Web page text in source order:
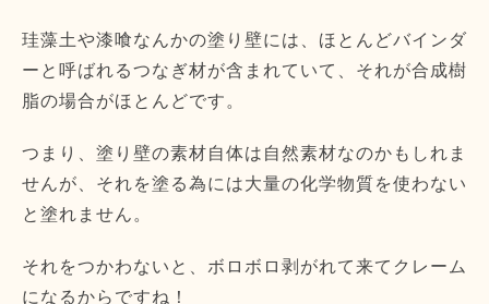
珪藻土や漆喰なんかの塗り壁には、 ほとんどバインダ
ーと呼ばれるつなぎ材が含まれていて、 それが合成樹
脂の場合がほとんどです。
つまり、塗り壁の素材自体は自然素材なのかもしれま
せんが、 それを塗る為には大量の化学物質を使わない
と塗れません。
それをつかわないと、 ボロボロ剥がれて来てクレーム
になるからですね！